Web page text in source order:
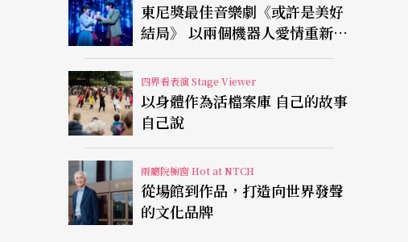
東尼獎最佳音樂劇《或許是美好
結局》 以兩個機器人愛情重新凝
視有限人生
四界看表演 Stage Viewer
以身體作為活檔案庫 自己的故事
自己說
兩廳院櫥窗 Hot at NTCH
從場館到作品，打造向世界發聲
的文化品牌